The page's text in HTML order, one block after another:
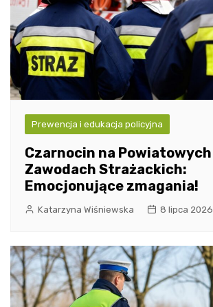
Prewencja i edukacja policyjna
Czarnocin na Powiatowych
Zawodach Strażackich:
Emocjonujące zmagania!
Katarzyna Wiśniewska 8 lipca 2026